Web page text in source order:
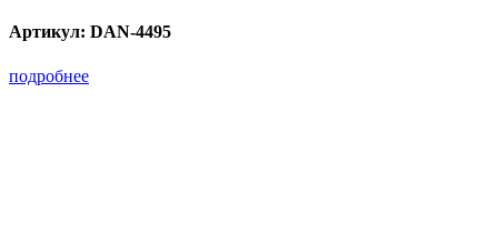
Артикул: DAN-4495
подробнее